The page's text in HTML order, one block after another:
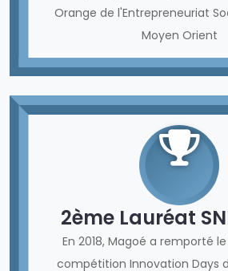
Orange de l'Entrepreneuriat
Moyen Orient
2ème Lauréat
En 2018, Magoé a remporté le
compétition Innovation Days